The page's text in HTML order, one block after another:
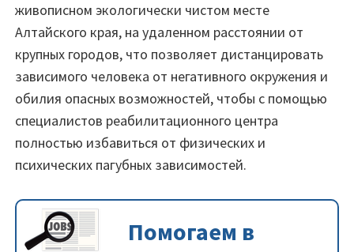
живописном экологически чистом месте
Алтайского края, на удаленном расстоянии от
крупных городов, что позволяет дистанцировать
зависимого человека от негативного окружения и
обилия опасных возможностей, чтобы с помощью
специалистов реабилитационного центра
полностью избавиться от физических и
психических пагубных зависимостей.
Помогаем в